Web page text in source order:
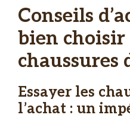
Conseils
bien choisir
chaussures
Essayer les
l’achat : un